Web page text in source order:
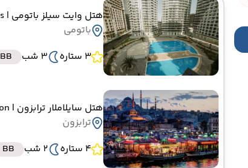
هتل وایت سیلز باتومی | White sails
باتومی
3 ستاره
3 شب BB
هتل سایلاملار ترابزون | Saylamlar Hotel Trabzon
ترابزون
4 ستاره
2 شب BB